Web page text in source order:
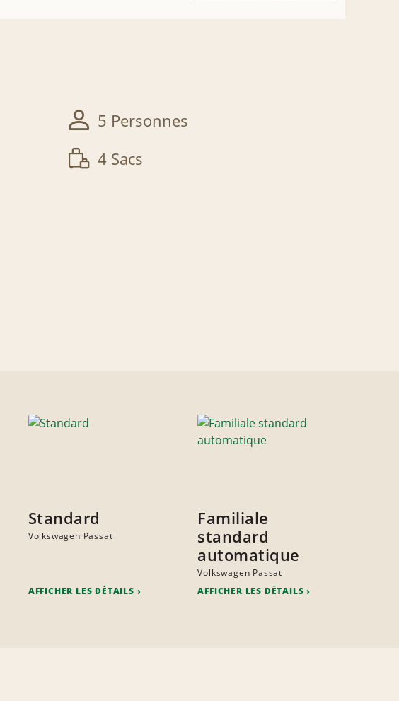
5 Personnes
4 Sacs
Standard
Volkswagen Passat
AFFICHER LES DÉTAILS
Familiale
standard
automatique
Volkswagen Passat
AFFICHER LES DÉTAILS